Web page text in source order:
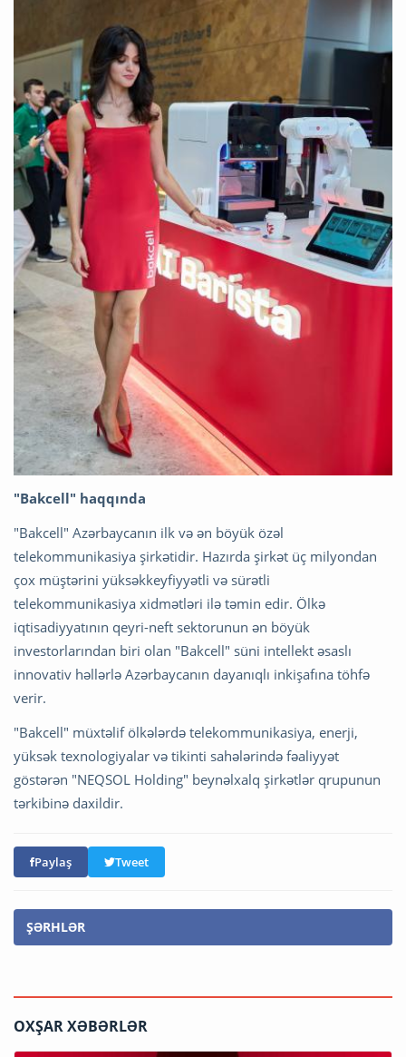
"Bakcell" haqqında
"Bakcell" Azərbaycanın ilk və ən böyük özəl
telekommunikasiya şirkətidir. Hazırda şirkət üç milyondan
çox müştərini yüksəkkeyfiyyətli və sürətli
telekommunikasiya xidmətləri ilə təmin edir. Ölkə
iqtisadiyyatının qeyri-neft sektorunun ən böyük
investorlarından biri olan "Bakcell" süni intellekt əsaslı
innovativ həllərlə Azərbaycanın dayanıqlı inkişafına töhfə
verir.
"Bakcell" müxtəlif ölkələrdə telekommunikasiya, enerji,
yüksək texnologiyalar və tikinti sahələrində fəaliyyət
göstərən "NEQSOL Holding" beynəlxalq şirkətlər qrupunun
tərkibinə daxildir.
Paylaş Tweet
ŞƏRHLƏR
OXŞAR XƏBƏRLƏR